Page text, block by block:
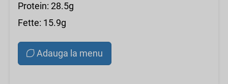
Protein: 28.5g
Fette: 15.9g
Adauga la menu